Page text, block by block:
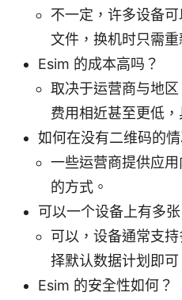
不一定，许多设备
文件，换机时只需重
Esim 的成本高吗？
取决于运营商与地
费用相近甚至更低
如何在没有二维码的
一些运营商提供应
的方式。
可以一个设备上有多
可以，设备通常支
择默认数据计划即可
Esim 的安全性如何？